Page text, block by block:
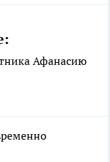
Афанасию